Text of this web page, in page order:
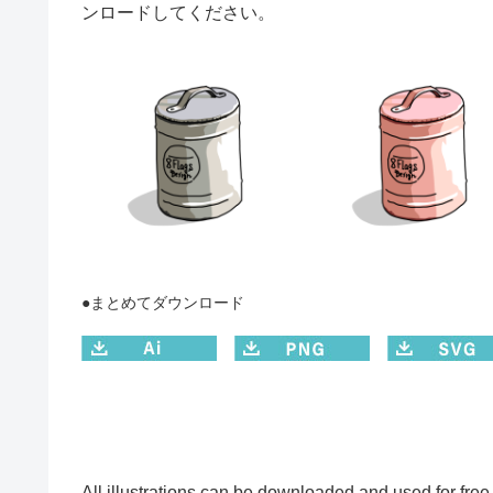
ンロードしてください。
●まとめてダウンロード